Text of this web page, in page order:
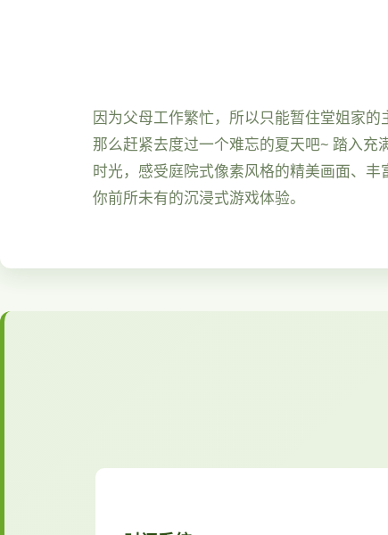
因为父母工作繁忙，所以只能暂住堂姐家
那么赶紧去度过一个难忘的夏天吧~ 踏入
时光，感受庭院式像素风格的精美画面、
你前所未有的沉浸式游戏体验。